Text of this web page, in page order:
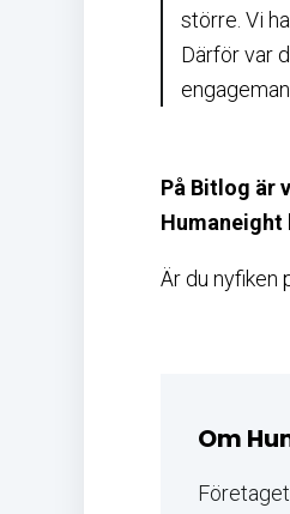
större. Vi
Därför var
På Bitlog är
Humaneight
Är du nyfiken
Om